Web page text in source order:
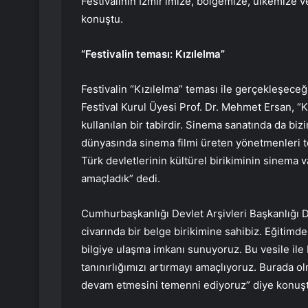
konuştu.
“Festivalin teması: Kızılelma”
Festivalin “Kızılelma” teması ile
Festival Kurul Üyesi Prof. Dr. Mehmet Ersan,
kullanılan bir tabirdir. Sinema sanatında da
dünyasında sinema filmi üreten yönetmenleri
Türk devletlerinin kültürel birikiminin sinema
amaçladık” dedi.
Cumhurbaşkanlığı Devlet Arşivleri Başkanlığı
civarında bir belge birikimine sahibiz.
bilgiye ulaşma imkanı sunuyoruz. Bu vesile
tanınırlığımızı artırmayı amaçlıyoruz.
devam etmesini temenni ediyoruz” diye